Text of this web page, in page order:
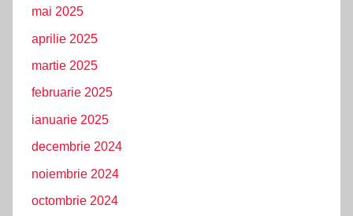
mai 2025
aprilie 2025
martie 2025
februarie 2025
ianuarie 2025
decembrie 2024
noiembrie 2024
octombrie 2024